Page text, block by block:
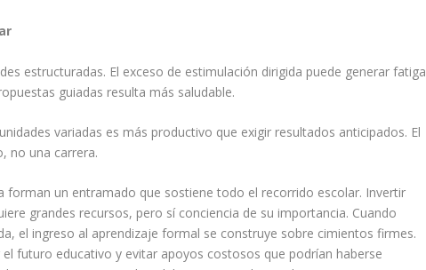
estructuradas. El exceso de estimulación dirigida puede generar fatiga
guiadas resulta más saludable.
variadas es más productivo que exigir resultados anticipados. El
no una carrera.
forman un entramado que sostiene todo el recorrido escolar. Invertir
grandes recursos, pero sí conciencia de su importancia. Cuando
el ingreso al aprendizaje formal se construye sobre cimientos firmes.
futuro educativo y evitar apoyos costosos que podrían haberse